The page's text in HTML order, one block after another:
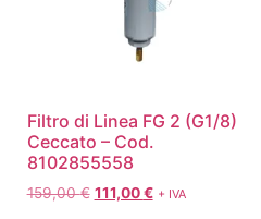
Filtro di Linea FG 2 (G1/8)
Ceccato – Cod.
8102855558
159,00€ 111,00€ + IVA